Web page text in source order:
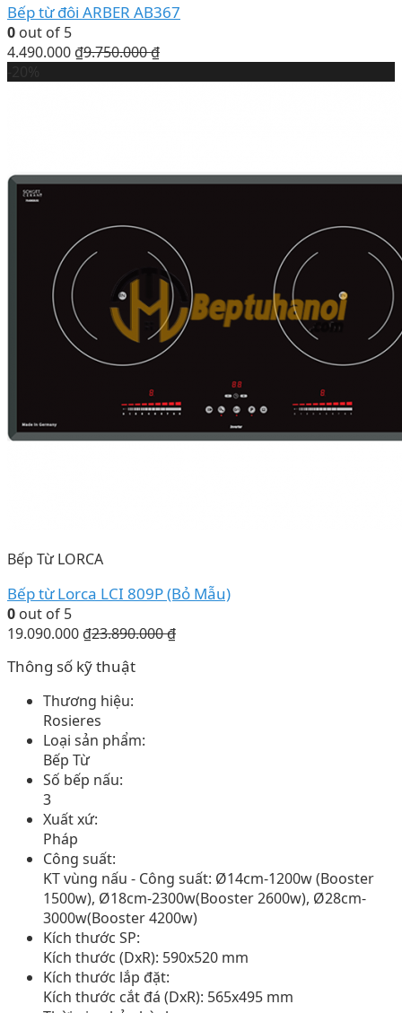
Bếp từ đôi ARBER AB367
0 out of 5
4.490.000 ₫9.750.000₫
Bếp Từ LORCA
Bếp từ Lorca LCI 809P (Bỏ Mẫu)
0 out of 5
19.090.000 ₫23.890.000₫
Thông số kỹ thuật
Thương hiệu:
Rosieres
Loại sản phẩm:
Bếp Từ
Số bếp nấu:
3
Xuất xứ:
Pháp
Công suất:
KT vùng nấu - Công suất: Ø14cm-1200w (Booster
1500w), Ø18cm-2300w(Booster 2600w), Ø28cm-
3000w(Booster 4200w)
Kích thước SP:
Kích thước (DxR): 590x520 mm
Kích thước lắp đặt:
Kích thước cắt đá (DxR): 565x495 mm